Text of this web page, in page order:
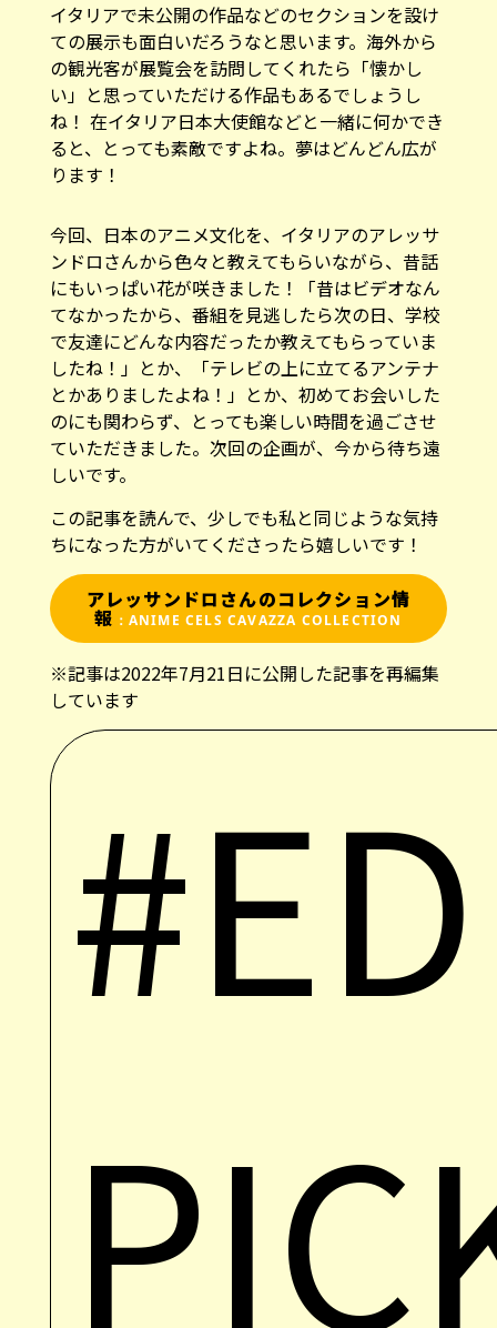
イタリアで未公開の作品などのセクションを設け
ての展示も面白いだろうなと思います。海外から
の観光客が展覧会を訪問してくれたら「懐かし
い」と思っていただける作品もあるでしょうし
ね！ 在イタリア日本大使館などと一緒に何かでき
ると、とっても素敵ですよね。夢はどんどん広が
ります！
今回、日本のアニメ文化を、イタリアのアレッサ
ンドロさんから色々と教えてもらいながら、昔話
にもいっぱい花が咲きました！「昔はビデオなん
てなかったから、番組を見逃したら次の日、学校
で友達にどんな内容だったか教えてもらっていま
したね！」とか、「テレビの上に立てるアンテナ
とかありましたよね！」とか、初めてお会いした
のにも関わらず、とっても楽しい時間を過ごさせ
ていただきました。次回の企画が、今から待ち遠
しいです。
この記事を読んで、少しでも私と同じような気持
ちになった方がいてくださったら嬉しいです！
アレッサンドロさんのコレクション情
報 ：ANIME CELS CAVAZZA COLLECTION
※記事は2022年7月21日に公開した記事を再編集
しています